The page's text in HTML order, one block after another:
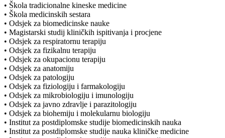
• Škola tradicionalne kineske medicine
• Škola medicinskih sestara
• Odsjek za biomedicinske nauke
• Magistarski studij kliničkih ispitivanja i procjene
• Odsjek za respiratornu terapiju
• Odsjek za fizikalnu terapiju
• Odsjek za okupacionu terapiju
• Odsjek za anatomiju
• Odsjek za patologiju
• Odsjek za fiziologiju i farmakologiju
• Odsjek za mikrobiologiju i imunologiju
• Odsjek za javno zdravlje i parazitologiju
• Odsjek za biohemiju i molekularnu biologiju
• Institut za postdiplomske studije biomedicinskih nauka
• Institut za postdiplomske studije nauka kliničke medicine